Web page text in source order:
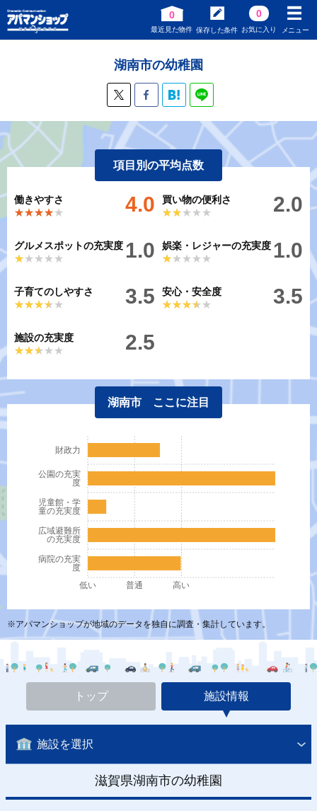
0
最近見た物件 保存した条件
0
お気に入り メニュー
湖南市の幼稚園
項目別の平均点数
働きやすさ
★★★★★
★★★★★ 4.0
買い物の便利さ
★★★★★
★★★★★ 2.0
グルメスポットの充実度
★★★★★
★★★★★ 1.0
娯楽・レジャーの充実度
★★★★★
★★★★★ 1.0
子育てのしやすさ
★★★★★
★★★★★ 3.5
安心・安全度
★★★★★
★★★★★ 3.5
施設の充実度
★★★★★
★★★★★ 2.5
湖南市 ここに注目
病院の充実
度
広域避難所
の充実度
児童館・学
童の充実度
公園の充実
度
財政力
低い 普通 高い
※アパマンショップが地域のデータを独自に調査・集計しています。
トップ 施設情報
施設を選択
滋賀県湖南市の幼稚園